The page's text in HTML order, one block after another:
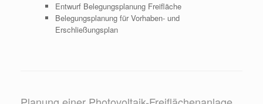
Entwurf Belegungsplanung Freifläche
Belegungsplanung für Vorhaben- und
Erschließungsplan